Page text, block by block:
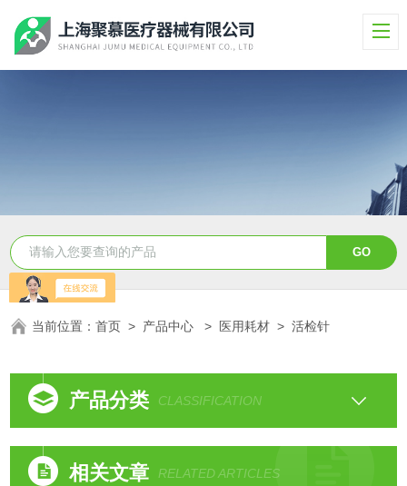
当前位置：首页 > 产品中心 > 医用耗材 >活检针
产品分类 CLASSIFICATION
相关文章 RELATED ARTICLES